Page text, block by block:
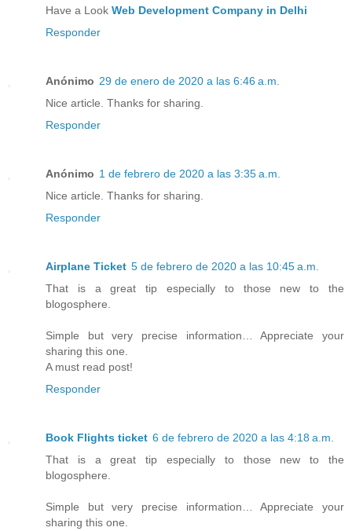
Have a Look Web Development Company in Delhi
Responder
Anónimo 29 de enero de 2020 a las 6:46 a.m.
Nice article. Thanks for sharing
Responder
Anónimo 1 de febrero de 2020 a las 3:35 a.m.
Nice article. Thanks for sharing
Responder
Airplane Ticket 5 de febrero de 2020 a las 10:45 a.m.
That is a great tip especially to those new to the
blogosphere.
Simple but very precise information… Appreciate your
sharing this one.
A must read post!
Responder
Book Flights ticket 6 de febrero de 2020 a las 4:18 a.m.
That is a great tip especially to those new to the
blogosphere.
Simple but very precise information… Appreciate your
sharing this one.